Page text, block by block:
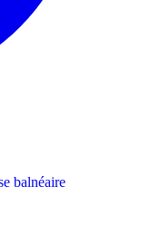
balnéaire